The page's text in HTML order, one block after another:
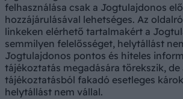
felhasználása csak a Jogtulajdonos
hozzájárulásával lehetséges. Az
linkeken elérhető tartalmakért a
semmilyen felelősséget, helytállást
Jogtulajdonos pontos és hiteles
tájékoztatás megadására törekszik, de
tájékoztatásból fakadó esetleges
helytállást nem vállal.